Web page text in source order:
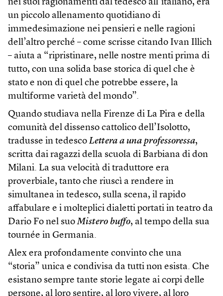
nei suoi ragionamenti dal tedesco all’italiano, era
un piccolo allenamento quotidiano di
immedesimazione nei pensieri e nelle ragioni
dell’altro perché – come scrisse citando Ivan Illich
– aiuta a “ripristinare, nelle nostre menti prima di
tutto, con una solida base storica di quel che è
stato e non di quel che potrebbe essere, la
multiforme varietà del mondo”.
Quando studiava nella Firenze di La Pira e della
comunità del dissenso cattolico dell’Isolotto,
tradusse in tedesco Lettera a una professoressa,
scritta dai ragazzi della scuola di Barbiana di don
Milani. La sua velocità di traduttore era
proverbiale, tanto che riuscì a rendere in
simultanea in tedesco, sulla scena, il rapido
affabulare e i molteplici dialetti portati in teatro da
Dario Fo nel suoMistero buffo, al tempo della sua
tournée in Germania.
Alex era profondamente convinto che una
“storia” unica e condivisa da tutti non esista. Che
esistano sempre tante storie legate ai corpi delle
persone, al loro sentire, al loro vivere, al loro